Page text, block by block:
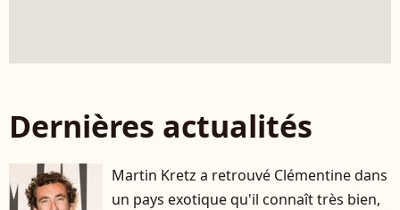
Dernières actualités
Martin Kretz a retrouvé Clémentine dans
un pays exotique qu'il connaît très bien,